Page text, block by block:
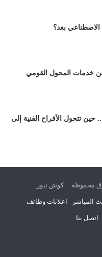
الاصطناعي بعد؟
خدمات المحول القومي
تتحول الأفراح الفنية إلى
المباشر اعلانات وظائف
اتصل بنا